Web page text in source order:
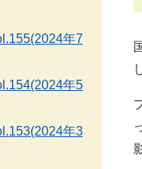
年7
年5
年3